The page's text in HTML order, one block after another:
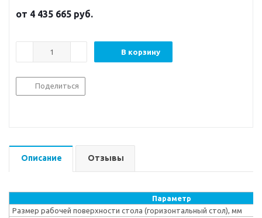
от 4 435 665 руб.
В корзину
Поделиться
Описание Отзывы
Параметр
Размер рабочей поверхности стола (горизонтальный стол), мм